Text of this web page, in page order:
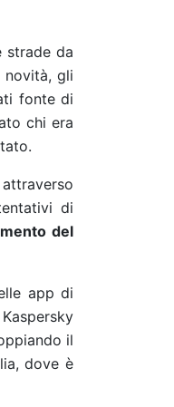
strade da
novità, gli
fonte di
chi era
di
del
app di
il
dove è